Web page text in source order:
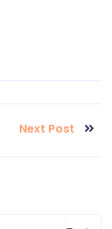
Next Post